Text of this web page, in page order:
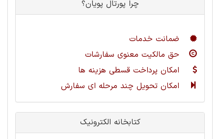
چرا پورتال پویان؟
ضمانت خدمات
حق مالکیت معنوی سفارشات
امکان پرداخت قسطی هزینه ها
امکان تحویل چند مرحله ای سفارش
کتابخانه الکترونیک